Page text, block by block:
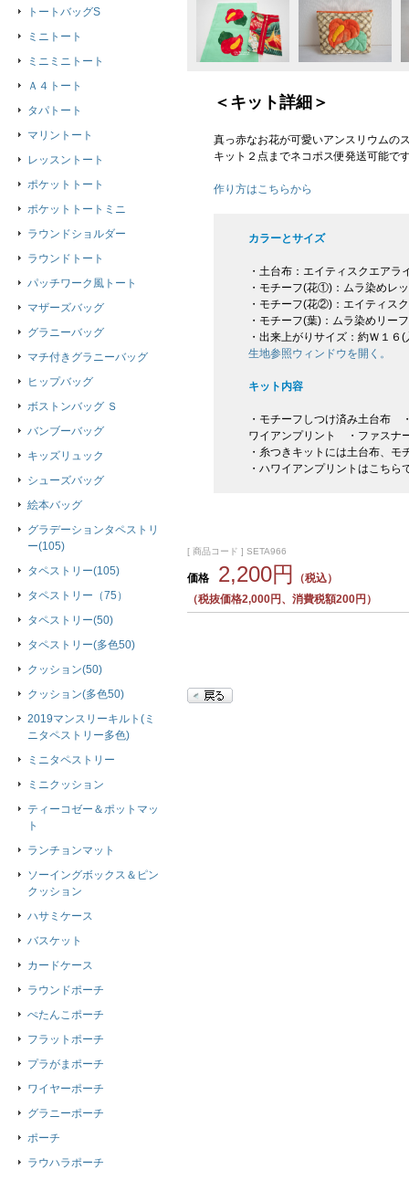
＜キット詳細＞
真っ赤なお花が可愛いアンスリウムの
キット２点までネコポス便発送可能で
作り方はこちらから
カラーとサイズ
・土台布：エイティスクエアラ
・モチーフ(花①)：ムラ染めレ
・モチーフ(花②)：エイティス
・モチーフ(葉)：ムラ染めリー
・出来上がりサイズ：約Ｗ１６
生地参照ウィンドウを開く。
キット内容
・モチーフしつけ済み土台布
ワイアンプリント ・ファス
・糸つきキットには土台布、
・ハワイアンプリントはこちら
[ 商品コード ] SETA966
価格 2,200円
（税込）
（税抜価格2,000円、消費税額200円）
トートバッグS
ミニトート
ミニミニトート
Ａ４トート
タパトート
マリントート
レッスントート
ポケットトート
ポケットトートミニ
ラウンドショルダー
ラウンドトート
パッチワーク風トート
マザーズバッグ
グラニーバッグ
マチ付きグラニーバッグ
ヒップバッグ
ボストンバッグ Ｓ
バンブーバッグ
キッズリュック
シューズバッグ
絵本バッグ
グラデーションタペストリ
ー(105)
タペストリー(105)
タペストリー（75）
タペストリー(50)
タペストリー(多色50)
クッション(50)
クッション(多色50)
2019マンスリーキルト(ミ
ニタペストリー多色)
ミニタペストリー
ミニクッション
ティーコゼー＆ポットマッ
ト
ランチョンマット
ソーイングボックス＆ピン
クッション
ハサミケース
バスケット
カードケース
ラウンドポーチ
ぺたんこポーチ
フラットポーチ
プラがまポーチ
ワイヤーポーチ
グラニーポーチ
ポーチ
ラウハラポーチ